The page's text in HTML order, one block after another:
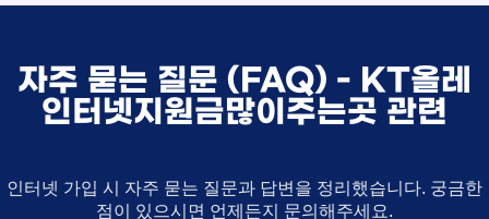
자주 묻는 질문 (FAQ) - KT올레
인터넷지원금많이주는곳 관련
인터넷 가입 시 자주 묻는 질문과 답변을 정리했습니다. 궁금한
점이 있으시면 언제든지 문의해주세요.